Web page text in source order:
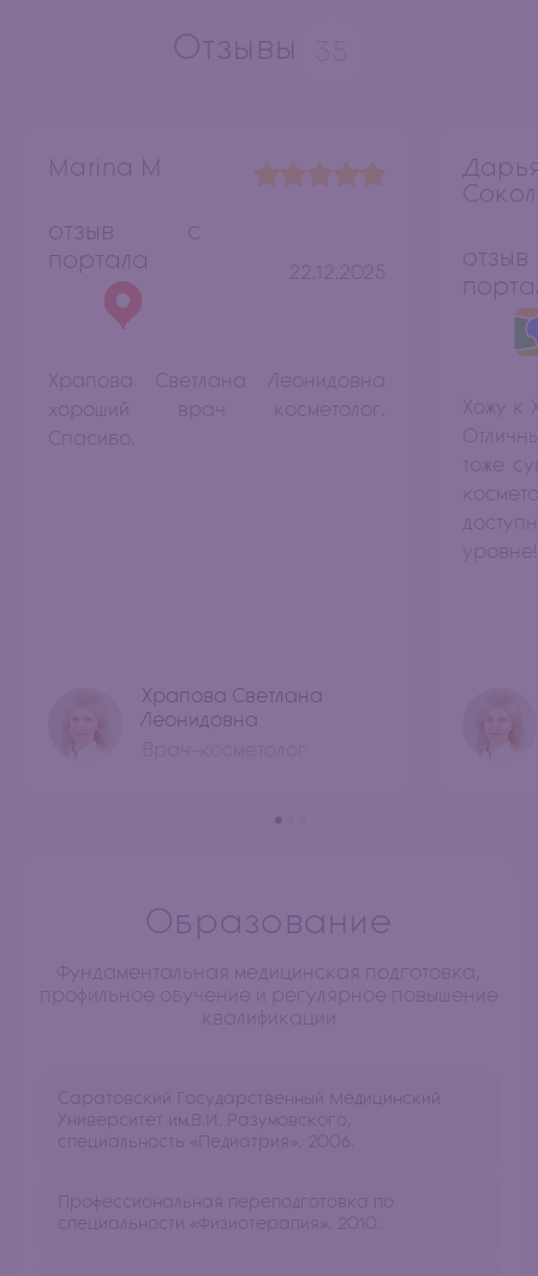
Отзывы
отзыв с
портала
Marina M
22.12.2025
Храпова Светлана Леонидовна
хороший врач косметолог.
Спасибо.
Храпова Светлана
Леонидовна
Хожу к
тоже
уровне!
Образование
Фундаментальная медицинская подготовка,
профильное обучение и регулярное повышение
квалификации
Саратовский Государственный Медицинский
Университет им.В.И. Разумовского,
специальность «Педиатрия», 2006.
Профессиональная переподготовка по
специальности «Физиотерапия», 2010.